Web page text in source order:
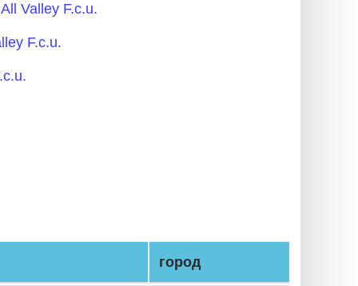
Valley F.c.u.
F.c.u.
город